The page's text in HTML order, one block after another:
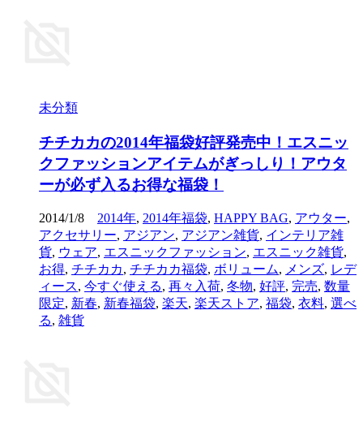
未分類
チチカカの2014年福袋好評発売中！エスニッ
クファッションアイテムがぎっしり！アウタ
ーが必ず入るお得な福袋！
2014/1/8 2014年, 2014年福袋, HAPPY BAG, アウター,
アクセサリー, アジアン, アジアン雑貨, インテリア雑
貨, ウェア, エスニックファッション, エスニック雑貨,
お得, チチカカ, チチカカ福袋, ボリューム, メンズ, レデ
ィース, 今すぐ使える, 再々入荷, 冬物, 好評, 完売, 数量
限定, 新春, 新春福袋, 楽天, 楽天ストア, 福袋, 衣料, 選べ
る, 雑貨